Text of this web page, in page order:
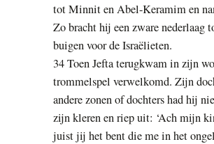
tot Minnit en Abel-Keramim en
Zo bracht hij een zware nederlaag
buigen voor de Israëlieten.
34 Toen Jefta terugkwam in zijn
trommelspel verwelkomd. Zijn
andere zonen of dochters had hij
zijn kleren en riep uit: ‘Ach mijn
juist jij het bent die me in het